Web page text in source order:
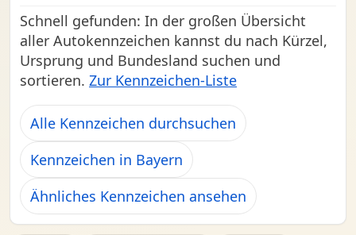
Schnell gefunden: In der großen Übersicht
aller Autokennzeichen kannst du nach Kürzel,
Ursprung und Bundesland suchen und
sortieren. Zur Kennzeichen-Liste
Alle Kennzeichen durchsuchen
Kennzeichen in Bayern
Ähnliches Kennzeichen ansehen